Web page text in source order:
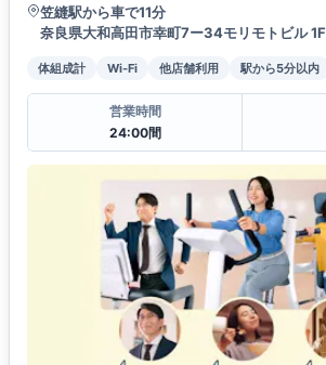
笠縫駅から車で11分
奈良県大和高田市幸町7ー34モリモトビル 1F
体組成計 Wi-Fi 他店舗利用 駅から5分以内
営業時間
24:00間